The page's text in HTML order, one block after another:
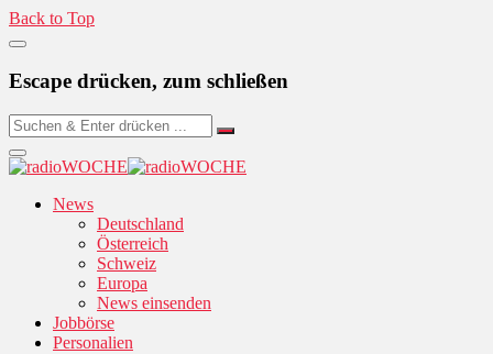
Back to Top
Escape drücken, zum schließen
News
Deutschland
Österreich
Schweiz
Europa
News einsenden
Jobbörse
Personalien